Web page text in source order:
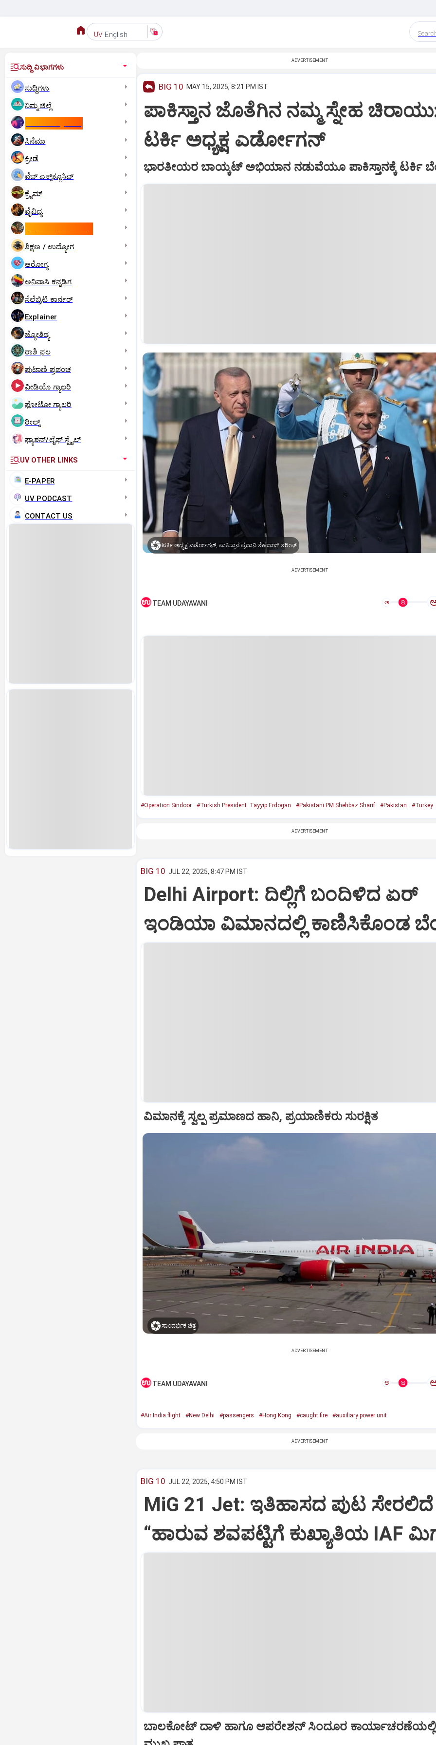
UV English
ಸುದ್ದಿ ವಿಭಾಗಗಳು
ಸುದ್ದಿಗಳು
ನಿಮ್ಮ ಜಿಲ್ಲೆ
ಸಿನೆಮಾ
ಕ್ರೀಡೆ
ವೆಬ್ ಎಕ್ಸ್‌ಕ್ಲೂಸಿವ್
ಕ್ರೈಮ್
ವೈವಿಧ್ಯ
ಶಿಕ್ಷಣ / ಉದ್ಯೋಗ
ಆರೋಗ್ಯ
ಅನಿವಾಸಿ ಕನ್ನಡಿಗ
ಸೆಲೆಬ್ರಿಟಿ ಕಾರ್ನರ್‌
Explainer
ಜ್ಯೋತಿಷ್ಯ
ರಾಶಿ ಫಲ
ಪುಟಾಣಿ ಪ್ರಪಂಚ
ವೀಡಿಯೊ ಗ್ಯಾಲರಿ
ಫೋಟೋ ಗ್ಯಾಲರಿ
ರೀಲ್ಸ್
ಫ್ಯಾಶನ್/ಲೈಫ್‌ ಸ್ಟೈಲ್
UV OTHER LINKS
E-PAPER
UV PODCAST
CONTACT US
ADVERTISEMENT
BIG 10 MAY 15, 2025, 8:21 PM IST
ಪಾಕಿಸ್ತಾನ ಜೊತೆಗಿನ ನಮ್ಮ ಸ್ನೇಹ
ಟರ್ಕಿ ಅಧ್ಯಕ್ಷ ಎರ್ಡೋಗನ್‌
ಭಾರತೀಯರ ಬಾಯ್ಕಟ್‌ ಅಭಿಯಾನ ನಡುವೆಯೂ ಪಾಕಿಸ್ತಾನಕ್ಕೆ ಟರ್ಕಿ
ಟರ್ಕಿ ಅಧ್ಯಕ್ಷ ಎರ್ಡೋಗನ್‌, ಪಾಕಿಸ್ತಾನ ಪ್ರಧಾನಿ ಶೆಹಬಾಜ್‌ ಶರೀಫ್
ADVERTISEMENT
TEAM UDAYAVANI ಅ
#Operation Sindoor #Turkish President. Tayyip Erdogan #Pakistani PM Shehbaz Sharif #Pakistan #Turkey
ADVERTISEMENT
BIG 10 JUL 22, 2025, 8:47 PM IST
Delhi Airport: ದಿಲ್ಲಿಗೆ ಬಂದಿಳಿದ ಏರ್‌
ಇಂಡಿಯಾ ವಿಮಾನದಲ್ಲಿ ಕಾಣಿಸಿಕೊಂಡ
ವಿಮಾನಕ್ಕೆ ಸ್ವಲ್ಪ ಪ್ರಮಾಣದ ಹಾನಿ, ಪ್ರಯಾಣಿಕರು ಸುರಕ್ಷಿತ
ಸಾಂದರ್ಭಿಕ ಚಿತ್ರ
ADVERTISEMENT
TEAM UDAYAVANI ಅ
#Air India flight #New Delhi #passengers #Hong Kong #caught fire #auxiliary power unit
ADVERTISEMENT
BIG 10 JUL 22, 2025, 4:50 PM IST
MiG 21 Jet: ಇತಿಹಾಸದ ಪುಟ ಸೇರಲಿದೆ
“ಹಾರುವ ಶವಪಟ್ಟಿಗೆ ಕುಖ್ಯಾತಿಯ IAF
ಬಾಲಕೋಟ್‌ ದಾಳಿ ಹಾಗೂ ಆಪರೇಶನ್‌ ಸಿಂದೂರ ಕಾರ್ಯಾಚರಣೆಯಲ್ಲಿ